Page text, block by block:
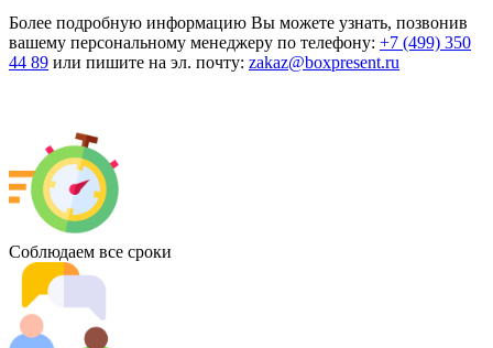
Более подробную информацию Вы можете узнать, позвонив
вашему персональному менеджеру по телефону: +7 (499) 350
44 89 или пишите на эл. почту: zakaz@boxpresent.ru
Соблюдаем все сроки